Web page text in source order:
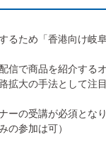
るため「香港向け岐
信で商品を紹介する
大の手法として注
ーの受講が必須となり
の参加は可）